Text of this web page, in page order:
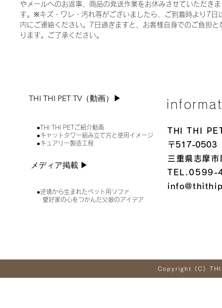
やメールへのお返事、商品の発送作業をお休みさせていただきま
す。※キズ・ワレ・汚れ等がございましたら、ご到着時より7日
内にご連絡ください。7日過ぎますと、お客様自身でのご負担と
ります。ご了承ください。
THI THI PET TV（動画）▶︎
●THI THI PETご紹介動画
●キャットタワー組み立て方と使用イメージ
●キュアリー製造工程
メディア掲載 ▶︎
●逆境から生まれたペット用ソファ
愛好家の心をつかんだ父娘のアイデア
THI THI
〒517-0503
三重県志摩
TEL.0599-
Copyright (C)